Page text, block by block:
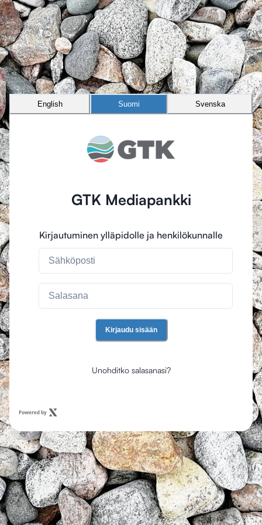
GTK Mediapankki
Kirjautuminen ylläpidolle ja henkilökunnalle
Kirjaudu sisään
Unohditko salasanasi?
English Suomi Svenska